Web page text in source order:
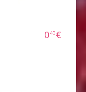
040€